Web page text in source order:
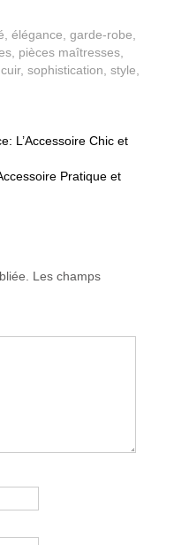
élégance garde-robe
pièces maîtresses
, sophistication style
L’Accessoire Chic et
Pratique et
Les champs